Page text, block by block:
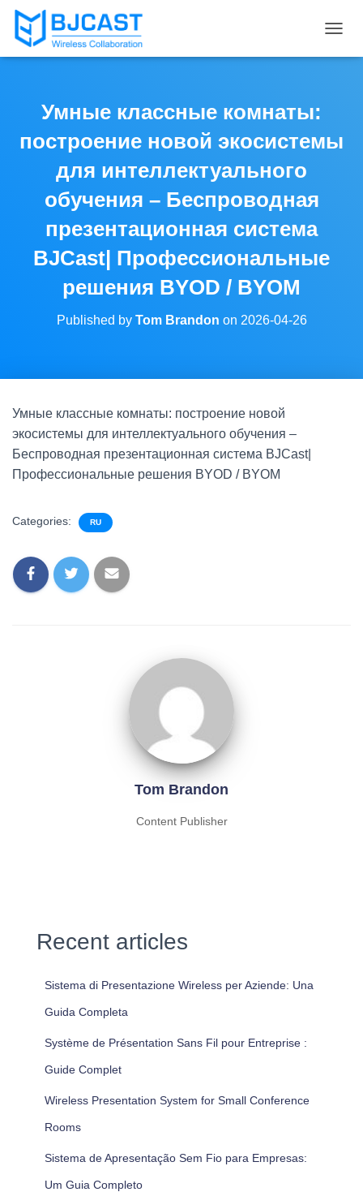
O
A
Умные классные комнаты:
построение новой экосистемы
для интеллектуального
обучения – Беспроводная
презентационная система
BJCast| Профессиональные
решения BYOD / BYOM
Published by Tom Brandon on 2026-04-26
Умные классные комнаты: построение новой
экосистемы для интеллектуального обучения –
Беспроводная презентационная система BJCast|
Профессиональные решения BYOD / BYOM
Categories: RU
Tom Brandon
Content Publisher
Recent articles
Sistema di Presentazione Wireless per Aziende: Una
Guida Completa
Système de Présentation Sans Fil pour Entreprise :
Guide Complet
Wireless Presentation System for Small Conference
Rooms
Sistema de Apresentação Sem Fio para Empresas:
Um Guia Completo